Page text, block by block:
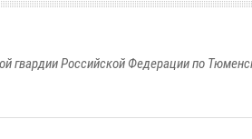
гвардии Российской Федерации по